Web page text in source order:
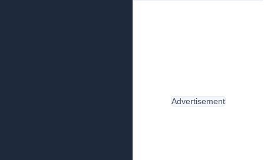
Advertisement